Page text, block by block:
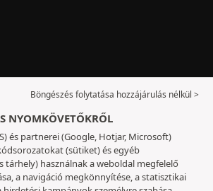
Böngészés folytatása hozzájárulás nélkül >
NYOMKÖVETŐKRŐL
és partnerei (Google, Hotjar, Microsoft)
(sütiket) és egyéb
használnak a weboldal megfelelő
a navigáció megkönnyítése, a statisztikai